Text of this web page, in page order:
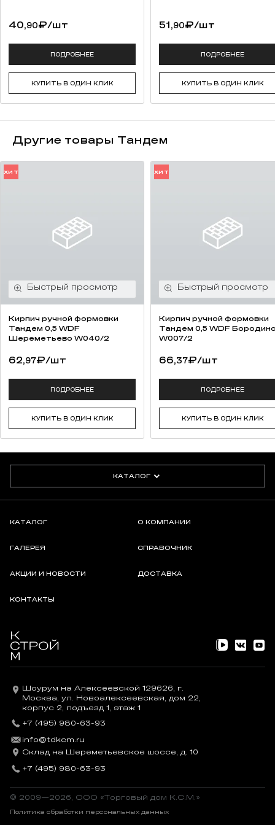
потертостей).
заказ (от 50 000 штук);
сохранение традиций русских мастеров.
40,90₽/шт
ПОДРОБНЕЕ
КУПИТЬ В ОДИН КЛИК
51,90₽/шт
ПОДРОБНЕЕ
КУПИТЬ В ОДИН КЛИК
Другие товары Тандем
ХИТ
Кирпич ручной формовки
Тандем 0,5 WDF
Шереметьево W040/2
62,97₽/шт
ПОДРОБНЕЕ
КУПИТЬ В ОДИН КЛИК
ХИТ
Кирпич ручной формовки
Тандем 0,5 WDF
W007/2
66,37₽/шт
ПОДРОБНЕЕ
КУПИТЬ В ОДИН КЛИК
КАТАЛОГ
КАТАЛОГ О КОМПАНИИ
ГАЛЕРЕЯ СПРАВОЧНИК
АКЦИИ И НОВОСТИ ДОСТАВКА
КОНТАКТЫ
Шоурум на Алексеевской 129626, г.
Москва, ул. Новоалексеевская, дом 22,
корпус 2, подъезд 1, этаж 1
+7 (495) 980-63-93
info@tdkcm.ru
Склад на Шереметьевское шоссе, д. 10
+7 (495) 980-63-93
© 2009—2026, OOO «Торговый дом К.С.М.»
Политика обработки персональных данных